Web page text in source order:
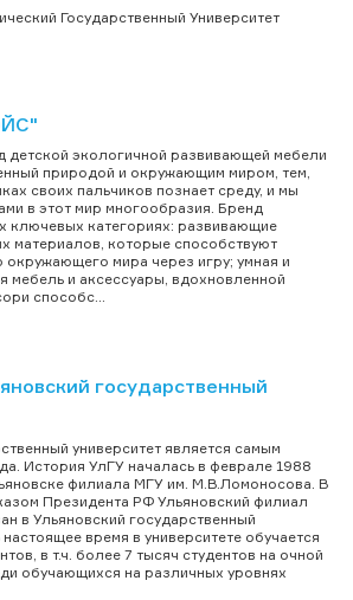
Государственный Университет
детской экологичной развивающей мебели
природой и окружающим миром, тем,
своих пальчиков познает среду, и мы
в этот мир многообразия. Бренд
ключевых категориях: развивающие
материалов, которые способствуют
мира через игру; умная и
мебель и аксессуары, вдохновленной
способс...
государственный
университет является самым
История УлГУ началась в феврале 1988
филиала МГУ им. М.В.Ломоносова. В
Президента РФ Ульяновский филиал
в Ульяновский государственный
время в университете обучается
в т.ч. более 7 тысяч студентов на очной
обучающихся на различных уровнях